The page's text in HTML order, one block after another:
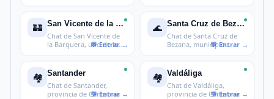
🏰 San Vicente de la Barquera
Chat de San Vicente de
la Barquera, uno de los
🌊 Santa Cruz de Bezana
Chat de Santa Cruz de
Bezana, municipio
🏘️ Santander
Chat de Santander,
provincia de Cantabria
🏘️ Valdáliga
Chat de Valdáliga,
provincia de Cantabria